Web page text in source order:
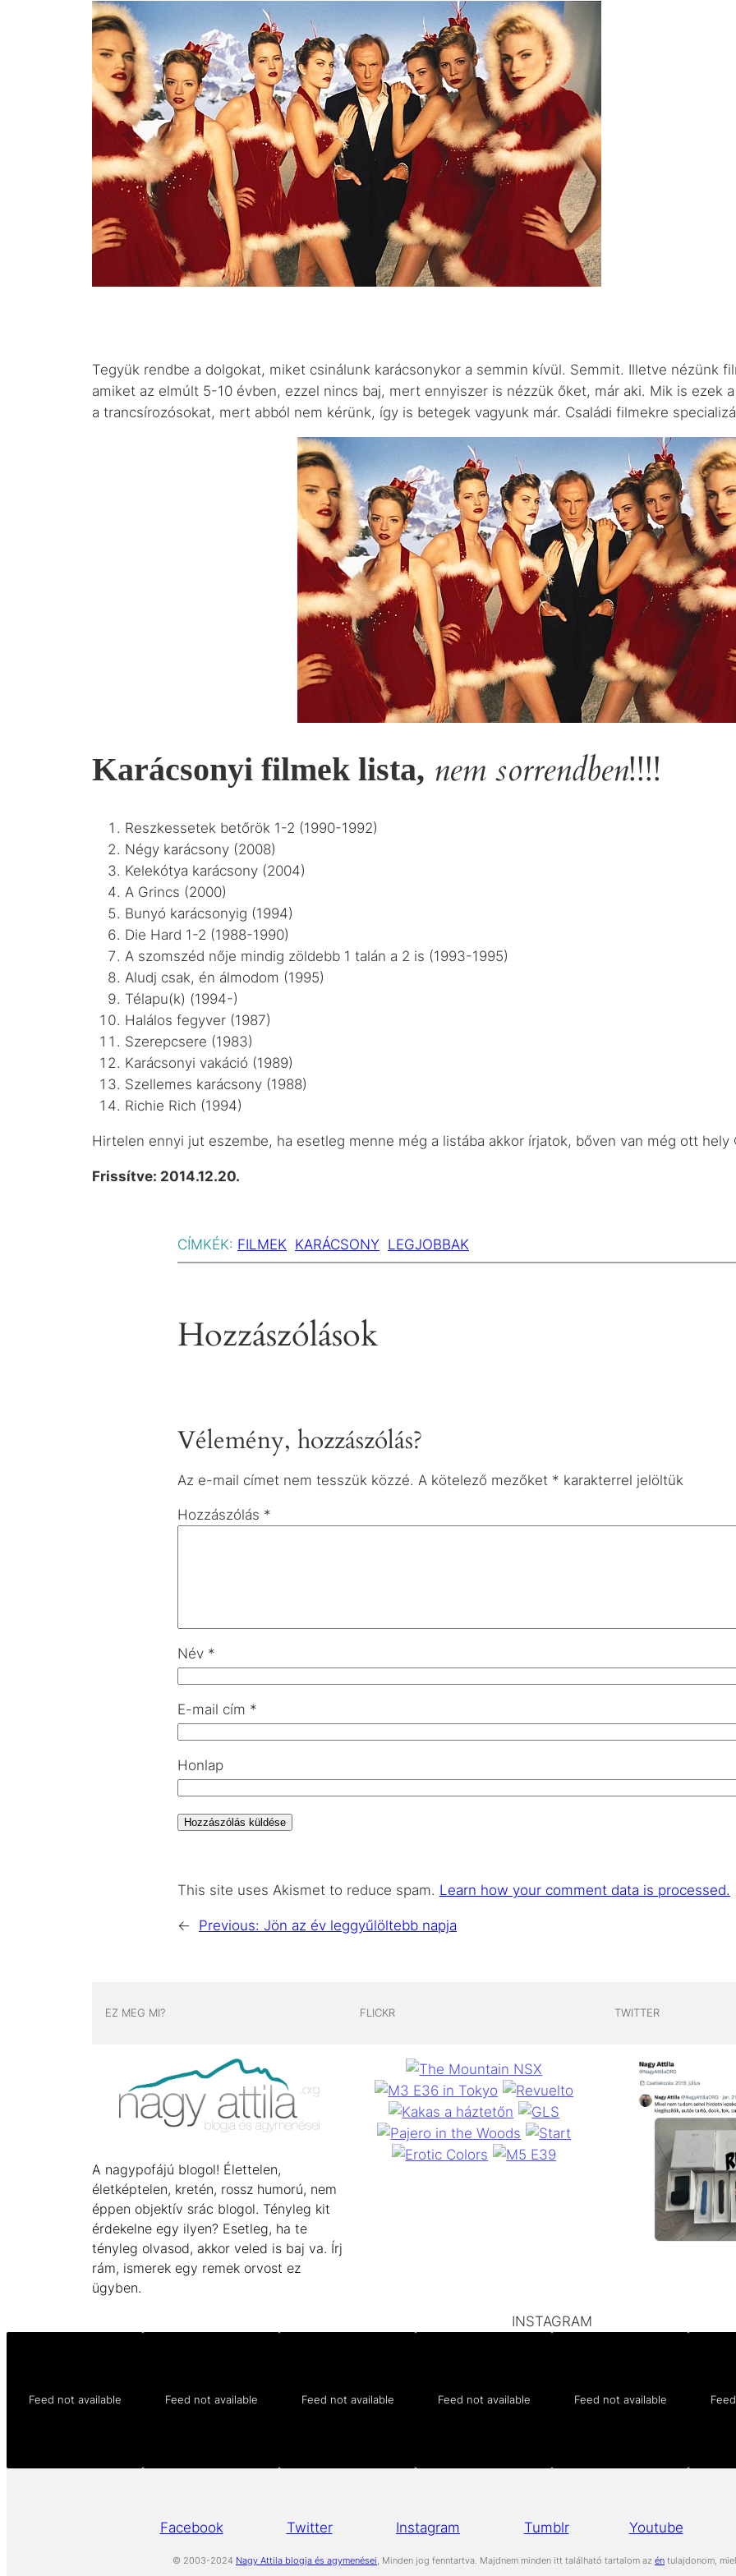
Tegyük rendbe a dolgokat, miket csinálunk karácsonykor a semmin kívül. Semmit. Illetve nézünk
amiket az elmúlt 5-10 évben, ezzel nincs baj, mert ennyiszer is nézzük őket, már aki. Mik is ezek
a trancsírozósokat, mert abból nem kérünk, így is betegek vagyunk már. Családi filmekre
Karácsonyi filmek lista, nem sorrendben!!!!
Reszkessetek betőrök 1-2 (1990-1992)
Négy karácsony (2008)
Kelekótya karácsony (2004)
A Grincs (2000)
Bunyó karácsonyig (1994)
Die Hard 1-2 (1988-1990)
A szomszéd nője mindig zöldebb 1 talán a 2 is (1993-1995)
Aludj csak, én álmodom (1995)
Télapu(k) (1994-)
Halálos fegyver (1987)
Szerepcsere (1983)
Karácsonyi vakáció (1989)
Szellemes karácsony (1988)
Richie Rich (1994)
Hirtelen ennyi jut eszembe, ha esetleg menne még a listába akkor írjatok, bőven van még ott hely
Frissítve: 2014.12.20.
CÍMKÉK: FILMEK KARÁCSONY LEGJOBBAK
Hozzászólások
Vélemény, hozzászólás?
Az e-mail címet nem tesszük közzé. A kötelező mezőket * karakterrel jelöltük
Hozzászólás *
Név *
E-mail cím *
Honlap
This site uses Akismet to reduce spam. Learn how your comment data is processed.
← Previous: Jön az év leggyűlöltebb napja
EZ MEG MI?
A nagypofájú blogol! Élettelen,
életképtelen, kretén, rossz humorú, nem
éppen objektív srác blogol. Tényleg kit
érdekelne egy ilyen? Esetleg, ha te
tényleg olvasod, akkor veled is baj va. Írj
rám, ismerek egy remek orvost ez
ügyben.
FLICKR TWITTER
INSTAGRAM
Feed not available Feed not available Feed not available Feed not available Feed not available
Facebook Twitter Instagram Tumblr Youtube
© 2003-2024 Nagy Attila blogja és agymenései, Minden jog fenntartva. Majdnem minden itt található tartalom az én tulajdonom,